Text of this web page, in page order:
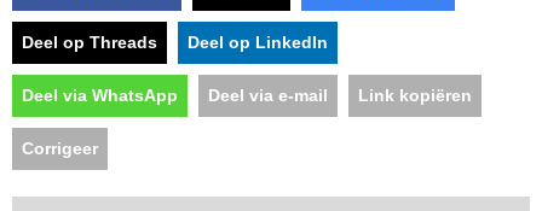
Deel op Threads Deel op LinkedIn
Deel via WhatsApp Deel via e-mail Link kopiëren
Corrigeer